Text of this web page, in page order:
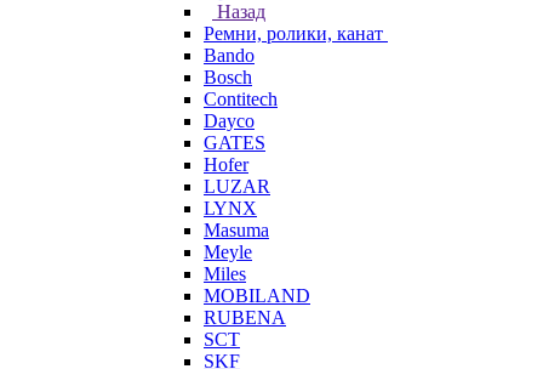
Назад
Ремни, ролики, канат
Bando
Bosch
Contitech
Dayco
GATES
Hofer
LUZAR
LYNX
Masuma
Meyle
Miles
MOBILAND
RUBENA
SCT
SKF